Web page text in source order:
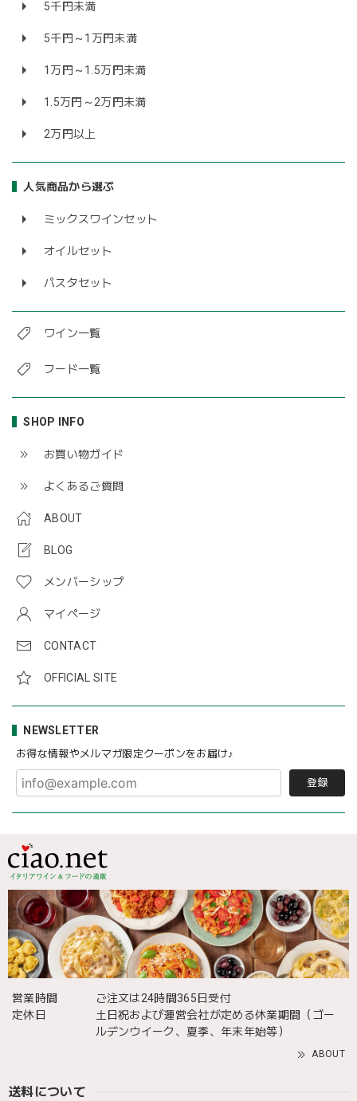
5千円未満
5千円～1万円未満
1万円～1.5万円未満
1.5万円～2万円未満
2万円以上
人気商品から選ぶ
ミックスワインセット
オイルセット
パスタセット
ワイン一覧
フード一覧
SHOP INFO
お買い物ガイド
よくあるご質問
ABOUT
BLOG
メンバーシップ
マイページ
CONTACT
OFFICIAL SITE
NEWSLETTER
お得な情報やメルマガ限定クーポンをお届け♪
登録
営業時間
ご注文は24時間365日受付
定休日
土日祝および運営会社が定める休業期間（ゴー
ルデンウイーク、夏季、年末年始等）
ABOUT
送料について